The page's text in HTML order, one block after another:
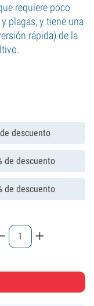
requiere poco
plagas, y tiene una
rápida) de la
descuento
de descuento
de descuento
- +